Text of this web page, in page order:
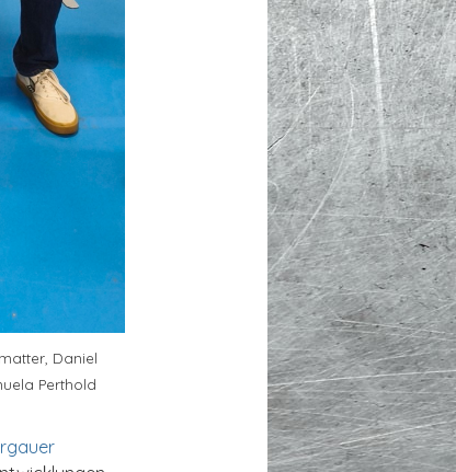
Daniel
Perthold